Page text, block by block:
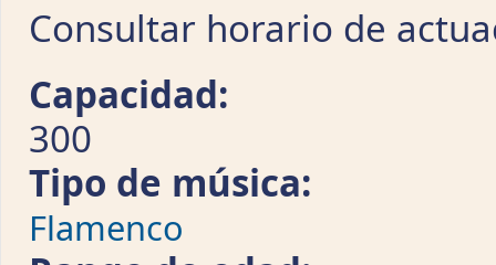
Consultar horario de
Capacidad:
300
Tipo de música:
Flamenco